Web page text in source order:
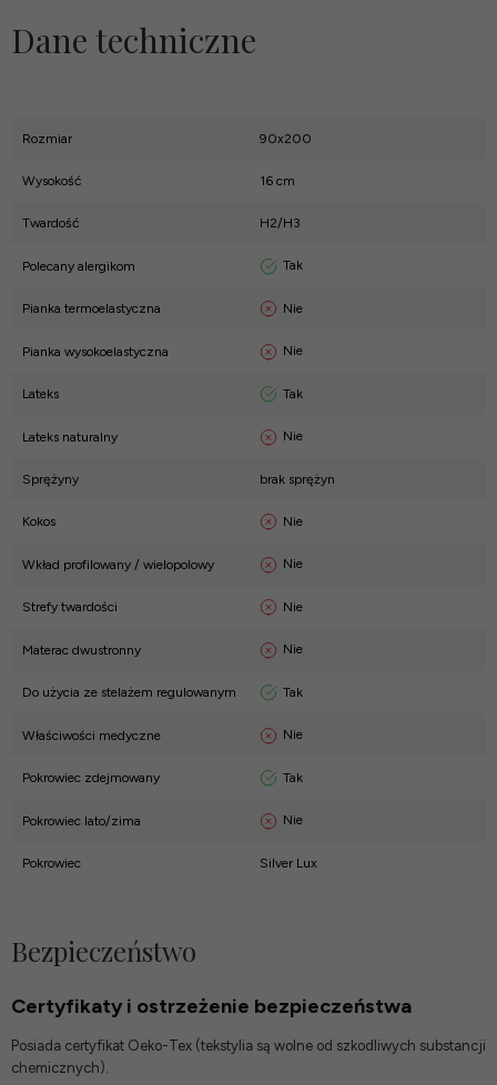
Dane techniczne
Rozmiar 90x200
Wysokość 16 cm
Twardość H2/H3
Polecany alergikom Tak
Pianka termoelastyczna Nie
Pianka wysokoelastyczna Nie
Lateks Tak
Lateks naturalny Nie
Sprężyny brak sprężyn
Kokos Nie
Wkład profilowany / wielopolowy Nie
Strefy twardości Nie
Materac dwustronny Nie
Do użycia ze stelażem regulowanym Tak
Właściwości medyczne Nie
Pokrowiec zdejmowany Tak
Pokrowiec lato/zima Nie
Pokrowiec Silver Lux
Bezpieczeństwo
Certyfikaty i ostrzeżenie bezpieczeństwa
Posiada certyfikat Oeko-Tex (tekstylia są wolne od szkodliwych substancji
chemicznych).